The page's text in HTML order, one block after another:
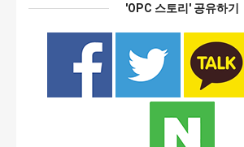
'OPC 스토리' 공유하기